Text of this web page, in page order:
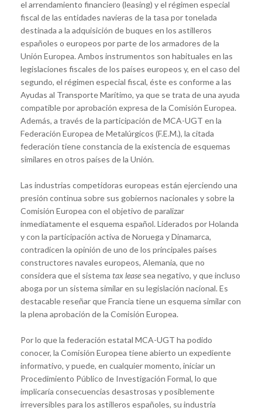
el arrendamiento financiero (leasing) y el régimen especial
fiscal de las entidades navieras de la tasa por tonelada
destinada a la adquisición de buques en los astilleros
españoles o europeos por parte de los armadores de la
Unión Europea. Ambos instrumentos son habituales en las
legislaciones fiscales de los países europeos y, en el caso del
segundo, el régimen especial fiscal, éste es conforme a las
Ayudas al Transporte Marítimo, ya que se trata de una ayuda
compatible por aprobación expresa de la Comisión Europea.
Además, a través de la participación de MCA-UGT en la
Federación Europea de Metalúrgicos (F.E.M.), la citada
federación tiene constancia de la existencia de esquemas
similares en otros países de la Unión.
Las industrias competidoras europeas están ejerciendo una
presión continua sobre sus gobiernos nacionales y sobre la
Comisión Europea con el objetivo de paralizar
inmediatamente el esquema español. Liderados por Holanda
y con la participación activa de Noruega y Dinamarca,
contradicen la opinión de uno de los principales países
constructores navales europeos, Alemania, que no
considera que el sistema tax lease sea negativo, y que incluso
aboga por un sistema similar en su legislación nacional. Es
destacable reseñar que Francia tiene un esquema similar con
la plena aprobación de la Comisión Europea.
Por lo que la federación estatal MCA-UGT ha podido
conocer, la Comisión Europea tiene abierto un expediente
informativo, y puede, en cualquier momento, iniciar un
Procedimiento Público de Investigación Formal, lo que
implicaría consecuencias desastrosas y posiblemente
irreversibles para los astilleros españoles, su industria